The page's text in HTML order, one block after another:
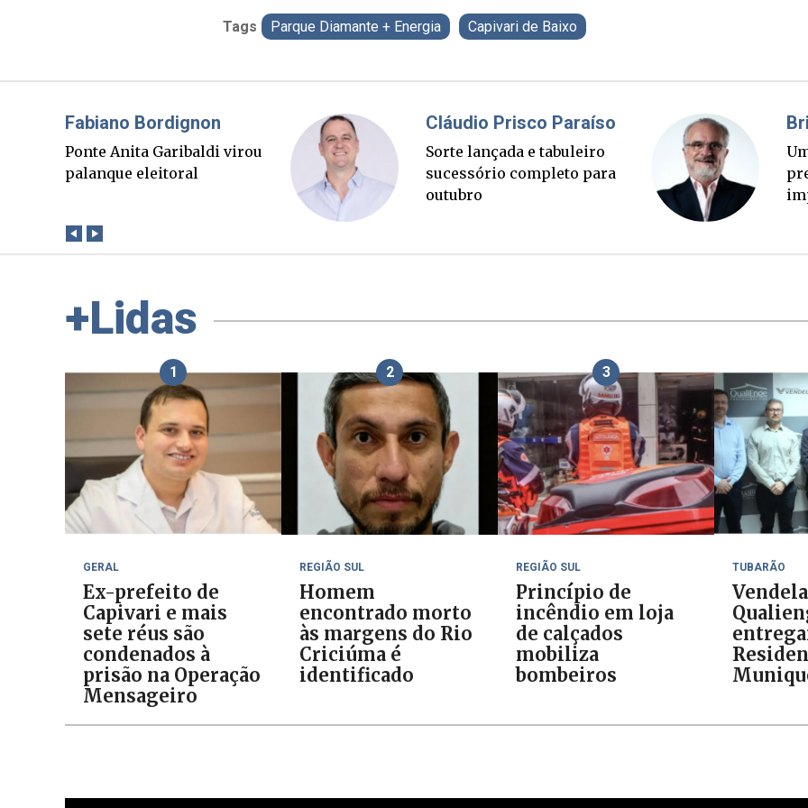
Tags Parque Diamante + Energia Capivari de Baixo
Misael Elias
O Boato corre mais rápido
que a verdade. Mas quem
Fabiano Bordignon
Ponte Anita Garibaldi virou
palanque eleitoral
+Lidas
1
GERAL
Ex-prefeito de
Capivari e mais
sete réus são
condenados à
prisão na Operação
Mensageiro
2
REGIÃO SUL
Homem
encontrado morto
às margens do Rio
Criciúma é
identificado
3
REGIÃO SUL
Princípio de
incêndio em loja
de calçados
mobiliza
bombeiros
TUBARÃO